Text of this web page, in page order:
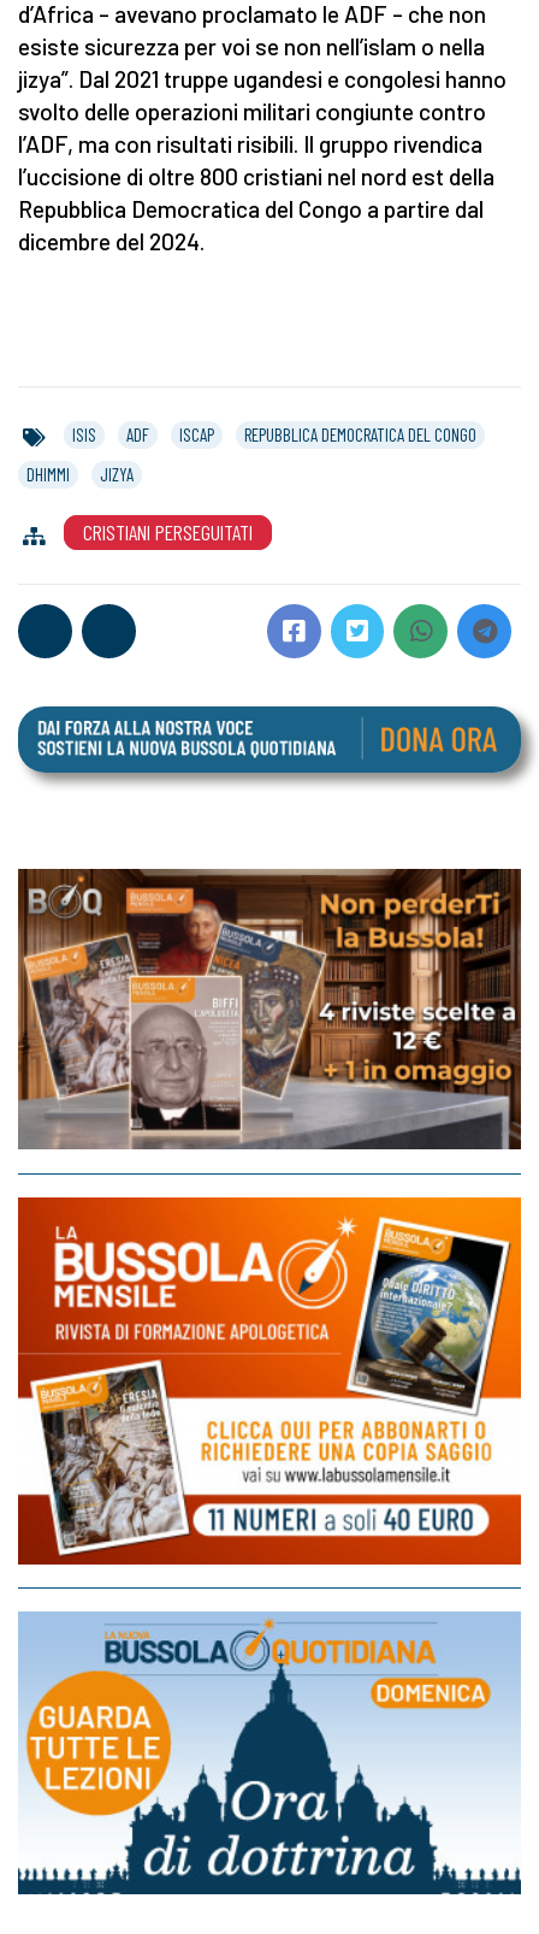
d’Africa – avevano proclamato le ADF – che non
esiste sicurezza per voi se non nell’islam o nella
jizya”. Dal 2021 truppe ugandesi e congolesi hanno
svolto delle operazioni militari congiunte contro
l’ADF, ma con risultati risibili. Il gruppo rivendica
l’uccisione di oltre 800 cristiani nel nord est della
Repubblica Democratica del Congo a partire dal
dicembre del 2024.
ISIS ADF ISCAP
REPUBBLICA DEMOCRATICA DEL CONGO
DHIMMI
JIZYA
CRISTIANI PERSEGUITATI